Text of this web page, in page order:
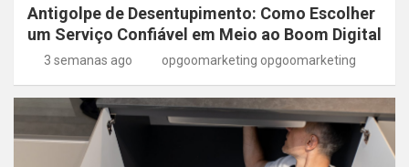
Antigolpe de Desentupimento: Como Escolher
um Serviço Confiável em Meio ao Boom Digital
3 semanas ago opgoomarketing opgoomarketing